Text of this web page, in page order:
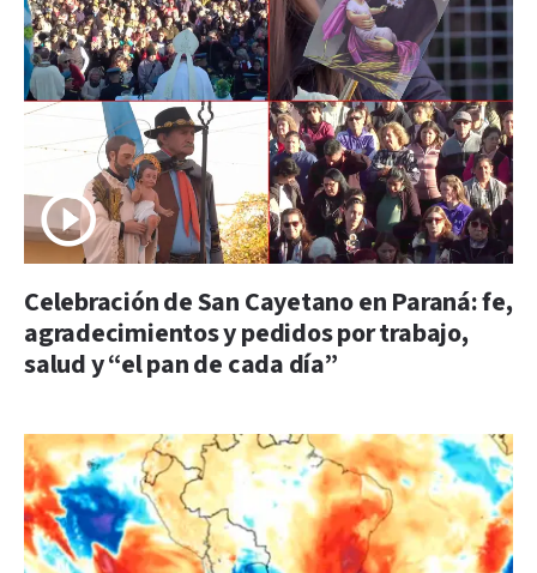
Celebración de San Cayetano en Paraná: fe,
agradecimientos y pedidos por trabajo,
salud y “el pan de cada día”